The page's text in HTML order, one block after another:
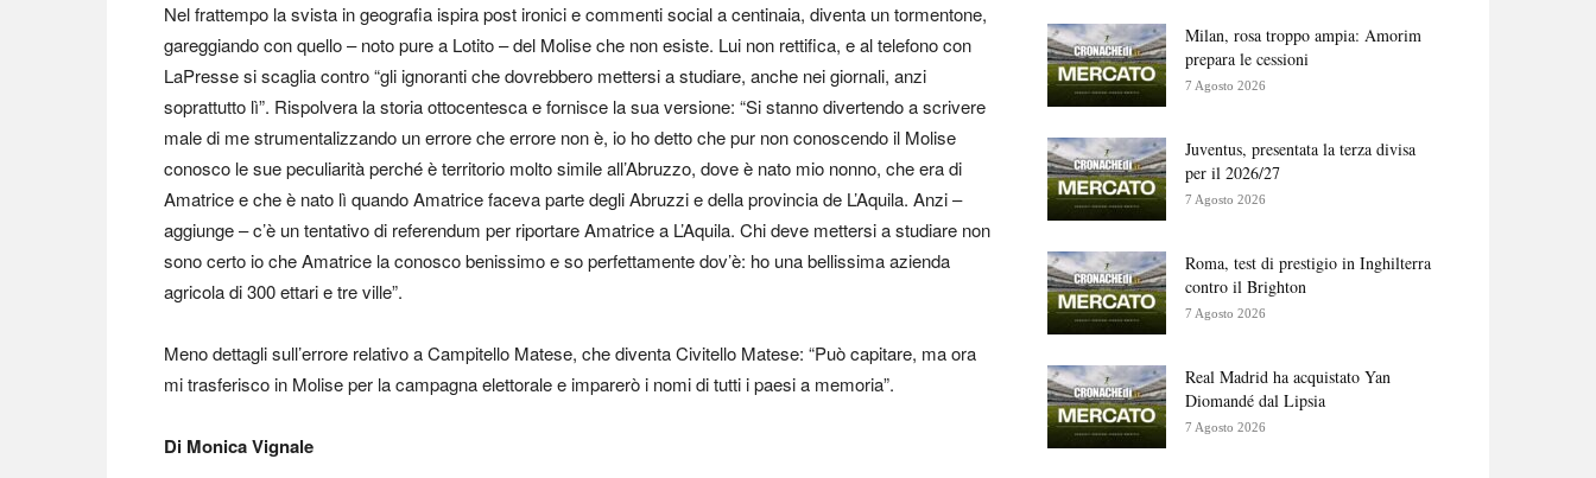
Nel frattempo la svista in geografia ispira post ironici e commenti social a centinaia, diventa un tormentone,
gareggiando con quello – noto pure a Lotito – del Molise che non esiste. Lui non rettifica, e al telefono con
LaPresse si scaglia contro “gli ignoranti che dovrebbero mettersi a studiare, anche nei giornali, anzi
soprattutto lì”. Rispolvera la storia ottocentesca e fornisce la sua versione: “Si stanno divertendo a scrivere
male di me strumentalizzando un errore che errore non è, io ho detto che pur non conoscendo il Molise
conosco le sue peculiarità perché è territorio molto simile all’Abruzzo, dove è nato mio nonno, che era di
Amatrice e che è nato lì quando Amatrice faceva parte degli Abruzzi e della provincia de L’Aquila. Anzi –
aggiunge – c’è un tentativo di referendum per riportare Amatrice a L’Aquila. Chi deve mettersi a studiare non
sono certo io che Amatrice la conosco benissimo e so perfettamente dov’è: ho una bellissima azienda
agricola di 300 ettari e tre ville”.
Meno dettagli sull’errore relativo a Campitello Matese, che diventa Civitello Matese: “Può capitare, ma ora
mi trasferisco in Molise per la campagna elettorale e imparerò i nomi di tutti i paesi a memoria”.
Di Monica Vignale
Milan, rosa troppo ampia: Amorim
prepara le cessioni
7 Agosto 2026
Juventus, presentata la terza divisa
per il 2026/27
7 Agosto 2026
Roma, test di prestigio in Inghilterra
contro il Brighton
7 Agosto 2026
Real Madrid ha acquistato Yan
Diomandé dal Lipsia
7 Agosto 2026